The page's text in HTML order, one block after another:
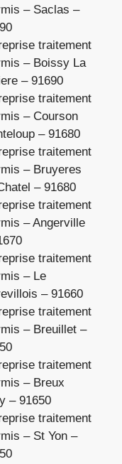
– Saclas –
traitement
– Boissy La
– 91690
traitement
– Courson
– 91680
traitement
– Bruyeres
– 91680
traitement
– Angerville
traitement
– Le
– 91660
traitement
– Breuillet –
traitement
– Breux
– 91650
traitement
– St Yon –